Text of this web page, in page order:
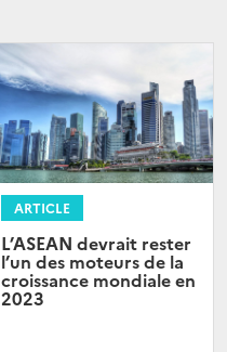
ARTICLE
L’ASEAN devrait rester
l’un des moteurs de la
croissance mondiale en
2023